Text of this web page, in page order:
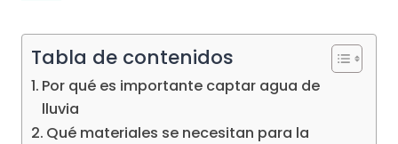
Tabla de contenidos
Por qué es importante captar agua de
lluvia
Qué materiales se necesitan para la